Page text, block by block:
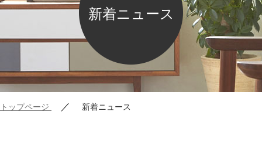
新着ニュース
トップページ ／ 新着ニュース